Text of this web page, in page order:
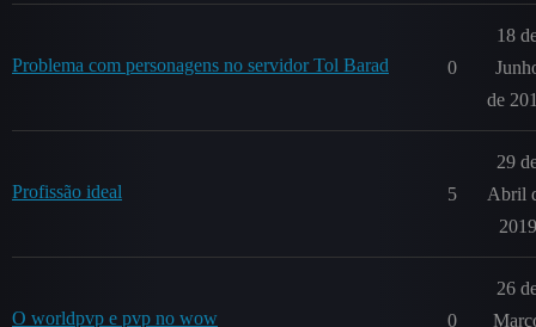
Problema com personagens no servidor Tol Barad 0
18
de
Profissão ideal 5
29
Abril
2019
O worldpvp e pvp no wow 0
26